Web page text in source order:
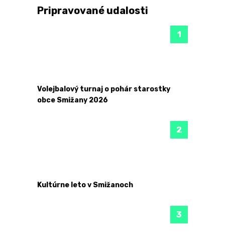
Pripravované udalosti
Volejbalový turnaj o pohár starostky
obce Smižany 2026
Kultúrne leto v Smižanoch